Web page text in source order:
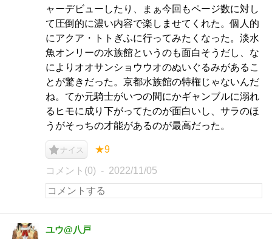
ャーデビューしたり、まぁ今回もページ数に対し
て圧倒的に濃い内容で楽しませてくれた。個人的
にアクア・トトぎふに行ってみたくなった。淡水
魚オンリーの水族館というのも面白そうだし、な
によりオオサンショウウオのぬいぐるみがあるこ
とが驚きだった。京都水族館の特権じゃないんだ
ね。てか元騎士がいつの間にかギャンブルに溺れ
るヒモに成り下がってたのが面白いし、サラのほ
うがそっちの才能があるのが最高だった。
ナイス ★9
コメント(0) 2022/11/05
ユウ@八戸